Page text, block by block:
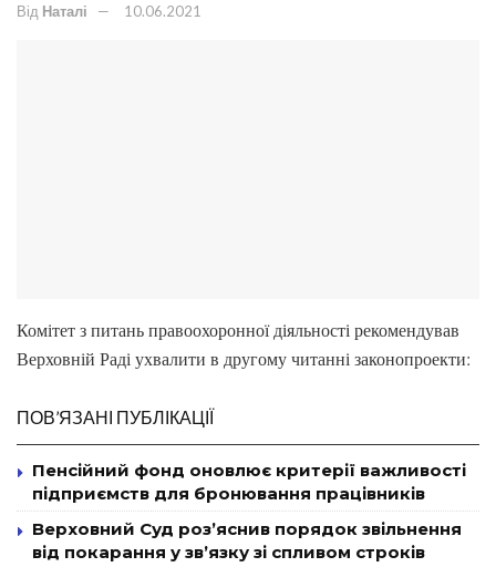
Від Наталі 10.06.2021
Комітет з питань правоохоронної діяльності рекомендував
Верховній Раді ухвалити в другому читанні законопроекти:
ПОВ’ЯЗАНІ ПУБЛІКАЦІЇ
Пенсійний фонд оновлює критерії важливості
підприємств для бронювання працівників
Верховний Суд роз’яснив порядок звільнення
від покарання у зв’язку зі спливом строків